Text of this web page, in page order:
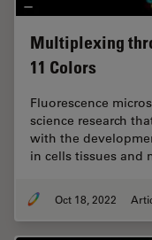
Multiplexing
11 Colors
Fluorescence
science research
with the
in cells tissues and
Oct 18, 2022